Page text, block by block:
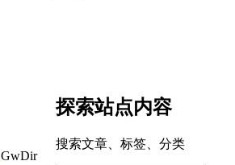
GwDir
探索站点内容
搜索文章、标签、分类